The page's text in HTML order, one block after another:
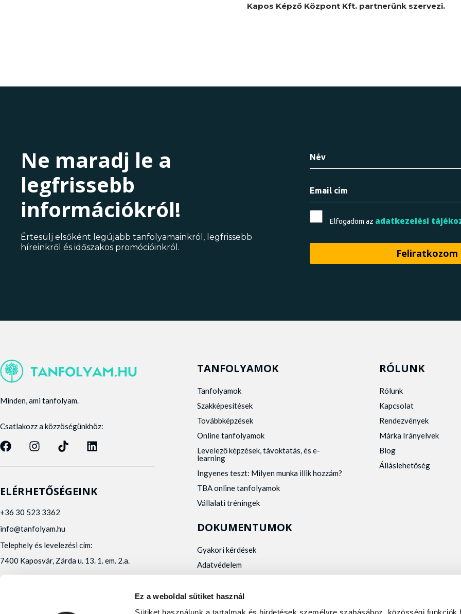
Ez a weboldal sütiket használ
Sütiket használunk a tartalmak és hirdetések személyre szabásához, közösségi funkciók
Kapos Képző Központ Kft. partnerünk szervezi.
Ne maradj le a
legfrissebb
információkról!
Értesülj elsőként legújabb tanfolyamainkról, legfrissebb
híreinkről és időszakos promócióinkról.
Elfogadom az adatkezelési
Minden, ami tanfolyam.
Csatlakozz a közzöségünkhöz:
ELÉRHETŐSÉGEINK
+36 30 523 3362
info@tanfolyam.hu
Telephely és levelezési cím:
7400 Kaposvár, Zárda u. 13. 1. em. 2.a.
TANFOLYAMOK
Tanfolyamok
Szakképesítések
Továbbképzések
Online tanfolyamok
Levelező képzések, távoktatás, és e-
learning
Ingyenes teszt: Milyen munka illik hozzám?
TBA online tanfolyamok
Vállalati tréningek
DOKUMENTUMOK
Gyakori kérdések
Adatvédelem
Orvosi alkalmassági
RÓLUNK
Rólunk
Kapcsolat
Rendezvények
Márka Irányelvek
Blog
Álláslehetőség